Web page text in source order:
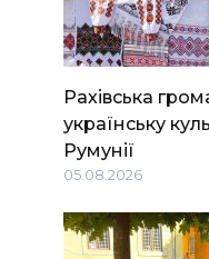
Рахівська
українську
Румунії
05.08.2026